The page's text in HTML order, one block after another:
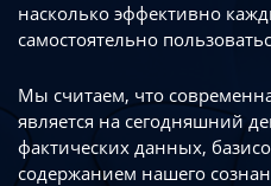
насколько эффективно
самостоятельно
Мы считаем, что
является на сегодняшний
фактических данных,
содержанием нашего